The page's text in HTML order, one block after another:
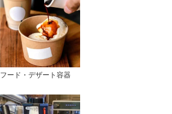
フード・デザート容器